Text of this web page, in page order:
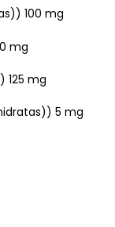
100 mg
mg
125 mg
5 mg